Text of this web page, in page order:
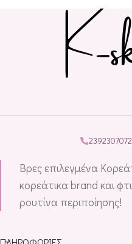
2392307072
Βρες επιλεγμένα
κορεάτικα brand και
ρουτίνα περιποίησης!